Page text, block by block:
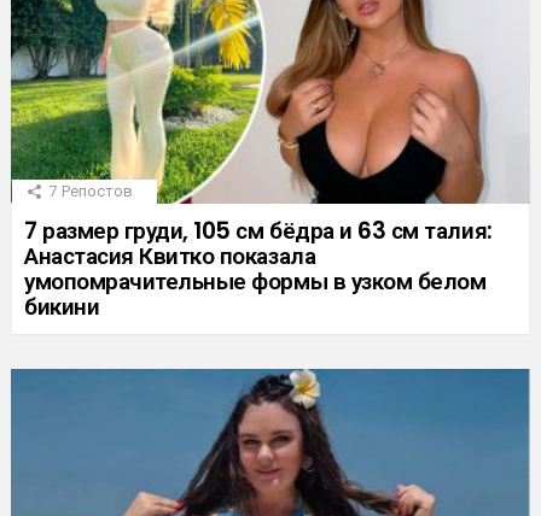
7 Репостов
7 размер груди, 105 см бёдра и 63 см талия:
Анастасия Квитко показала
умопомрачительные формы в узком белом
бикини